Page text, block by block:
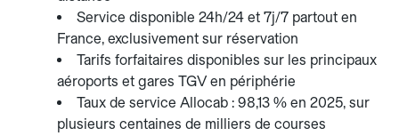
Service disponible 24h/24 et 7j/7 partout en
France, exclusivement sur réservation
Tarifs forfaitaires disponibles sur les principaux
aéroports et gares TGV en périphérie
Taux de service Allocab : 98,13 % en 2025, sur
plusieurs centaines de milliers de courses